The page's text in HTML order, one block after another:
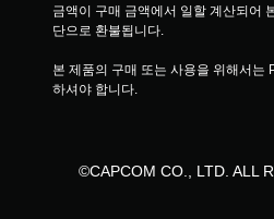
금액이 구매 금액에서 일할 계산되어
단으로 환불됩니다.
본 제품의 구매 또는 사용을 위해서는
하셔야 합니다.
©CAPCOM CO., LTD. ALL